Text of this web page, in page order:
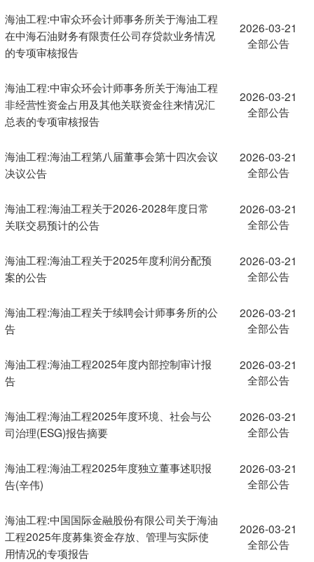
海油工程:中审众环会计师事务所关于海油工程
在中海石油财务有限责任公司存贷款业务情况
的专项审核报告
2026-03-21
全部公告
海油工程:中审众环会计师事务所关于海油工程
非经营性资金占用及其他关联资金往来情况汇
总表的专项审核报告
2026-03-21
全部公告
海油工程:海油工程第八届董事会第十四次会议
决议公告
2026-03-21
全部公告
海油工程:海油工程关于2026-2028年度日常
关联交易预计的公告
2026-03-21
全部公告
海油工程:海油工程关于2025年度利润分配预
案的公告
2026-03-21
全部公告
海油工程:海油工程关于续聘会计师事务所的公
告
2026-03-21
全部公告
海油工程:海油工程2025年度内部控制审计报
告
2026-03-21
全部公告
海油工程:海油工程2025年度环境、社会与公
司治理(ESG)报告摘要
2026-03-21
全部公告
海油工程:海油工程2025年度独立董事述职报
告(辛伟)
2026-03-21
全部公告
海油工程:中国国际金融股份有限公司关于海油
工程2025年度募集资金存放、管理与实际使
用情况的专项报告
2026-03-21
全部公告